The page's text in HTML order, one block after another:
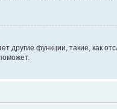
функции, такие, как